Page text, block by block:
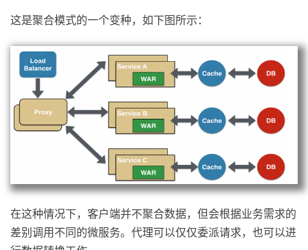
这是聚合模式的一个变种，如下图所示：
在这种情况下，客户端并不聚合数据，但会根据业务需求的
差别调用不同的微服务。代理可以仅仅委派请求，也可以进